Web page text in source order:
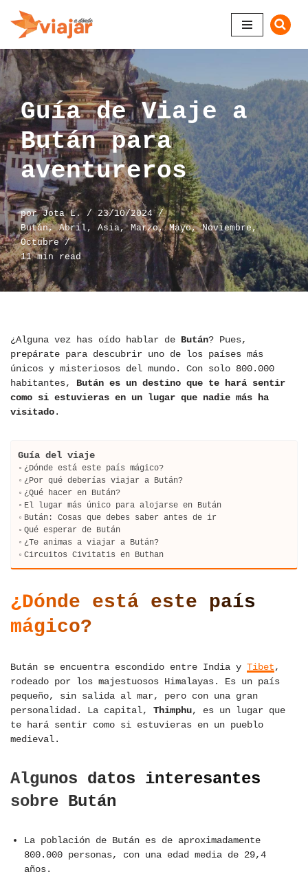
Saltar
al
contenido
Guía de Viaje a
Bután para
aventureros
porJota L.
23/10/2024
Bután,Abril , Asia, Marzo,Mayo,Noviembre,
Octubre
11 min read
¿Alguna vez has oído hablar de Bután? Pues,
prepárate para descubrir uno de los países más
únicos y misteriosos del mundo. Con solo 800.000
habitantes, Bután es un destino que te hará sentir
como si estuvieras en un lugar que nadie más ha
visitado.
Guía del viaje
¿Dónde está este país mágico?
¿Por qué deberías viajar a Bután?
¿Qué hacer en Bután?
El lugar más único para alojarse en Bután
Bután: Cosas que debes saber antes de ir
Qué esperar de Bután
¿Te animas a viajar a Bután?
Circuitos Civitatis en Buthan
¿Dónde está este país
mágico?
Bután se encuentra escondido entre India y Tibet,
rodeado por los majestuosos Himalayas. Es un país
pequeño, sin salida al mar, pero con una gran
personalidad. La capital, Thimphu, es un lugar que
te hará sentir como si estuvieras en un pueblo
medieval.
Algunos datos interesantes
sobre Bután
La población de Bután es de aproximadamente
800.000 personas, con una edad media de 29,4
años.